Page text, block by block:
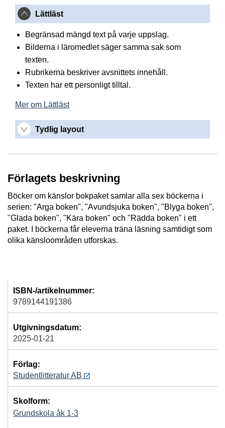
Lättläst
Begränsad mängd text på varje uppslag.
Bilderna i läromedlet säger samma sak som
texten.
Rubrikerna beskriver avsnittets innehåll.
Texten har ett personligt tilltal.
Mer om Lättläst
Tydlig layout
Förlagets beskrivning
Böcker om känslor bokpaket samlar alla sex böckerna i
serien: "Arga boken", "Avundsjuka boken", "Blyga boken",
"Glada boken", "Kära boken" och "Rädda boken" i ett
paket. I böckerna får eleverna träna läsning samtidigt som
olika känsloområden utforskas.
ISBN-/artikelnummer:
9789144191386
Utgivningsdatum:
2025-01-21
Förlag:
Studentlitteratur AB
Skolform:
Grundskola åk 1-3